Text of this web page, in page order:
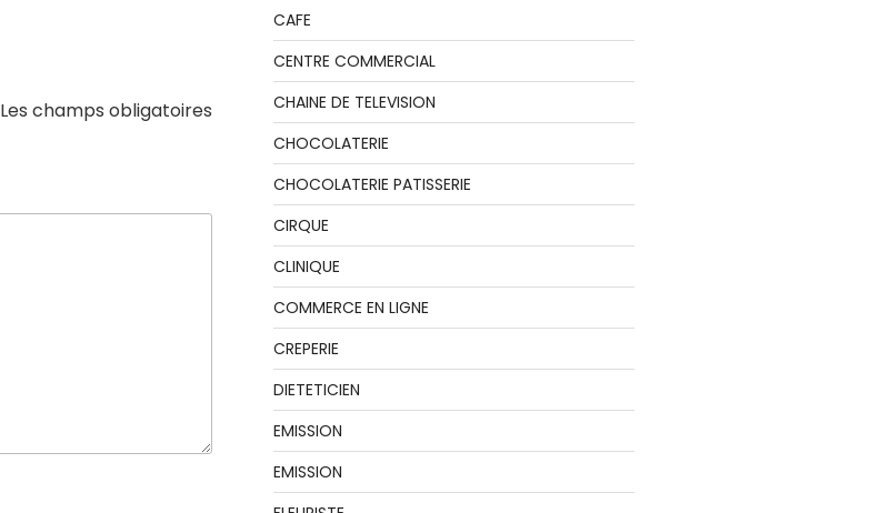
Les champs obligatoires
CAFE
CENTRE COMMERCIAL
CHAINE DE TELEVISION
CHOCOLATERIE
CHOCOLATERIE PATISSERIE
CIRQUE
CLINIQUE
COMMERCE EN LIGNE
CREPERIE
DIETETICIEN
EMISSION
EMISSION